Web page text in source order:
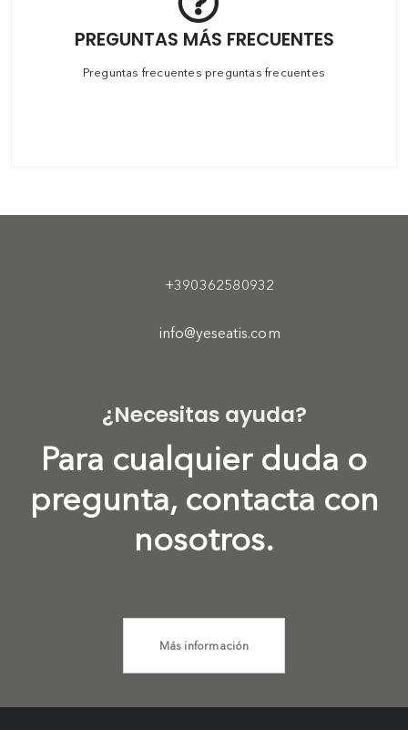
PREGUNTAS MÁS FRECUENTES
Preguntas frecuentes preguntas frecuentes
+390362580932
info@yeseatis.com
¿Necesitas ayuda?
Para cualquier duda o
pregunta, contacta con
nosotros.
Más información